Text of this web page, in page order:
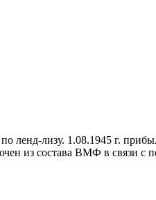
ленд-лизу. 1.08.1945 г.
из состава ВМФ в связи с